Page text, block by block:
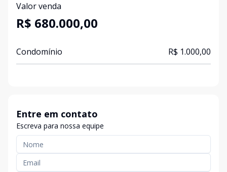
Valor venda
R$ 680.000,00
Condomínio R$ 1.000,00
Entre em contato
Escreva para nossa equipe